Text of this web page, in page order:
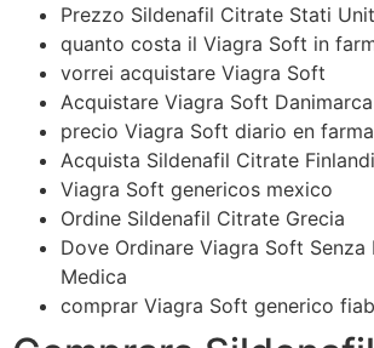
Prezzo Sildenafil Citrate Stati
quanto costa il Viagra Soft in
vorrei acquistare Viagra Soft
Acquistare Viagra Soft Danimarca
precio Viagra Soft diario en
Acquista Sildenafil Citrate
Viagra Soft genericos mexico
Ordine Sildenafil Citrate Grecia
Dove Ordinare Viagra Soft Senza
Medica
comprar Viagra Soft generico